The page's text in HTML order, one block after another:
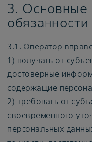
3. Основные
3.1. Оператор
1) получать от
достоверные
содержащие
2) требовать от
своевременного
персональных